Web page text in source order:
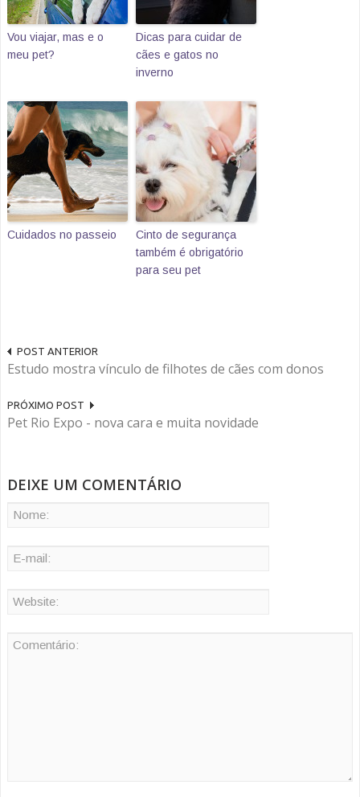
Vou viajar, mas e o
meu pet?
Dicas para cuidar de
cães e gatos no
inverno
Cuidados no passeio
Cinto de segurança
também é obrigatório
para seu pet
POST ANTERIOR
Estudo mostra vínculo de filhotes de cães com donos
PRÓXIMO POST
Pet Rio Expo - nova cara e muita novidade
DEIXE UM COMENTÁRIO